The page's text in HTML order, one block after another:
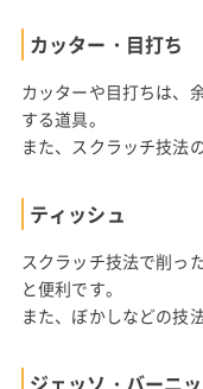
カッター・目打ち
カッターや目打ちは、
する道具。
また、スクラッチ技法
ティッシュ
スクラッチ技法で削っ
と便利です。
また、ぼかしなどの技
ジェッソ・バーニ